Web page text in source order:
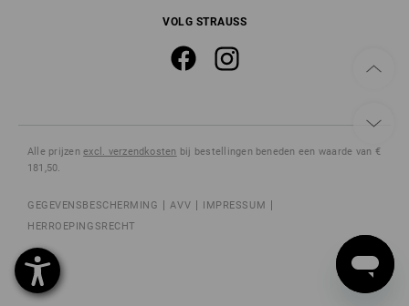
VOLG STRAUSS
Alle prijzenexcl. verzendkosten bij bestellingen beneden een waarde van €
181,50.
GEGEVENSBESCHERMING AVV
IMPRESSUM
HERROEPINGSRECHT